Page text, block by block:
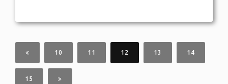
10 11 12 13 14
15